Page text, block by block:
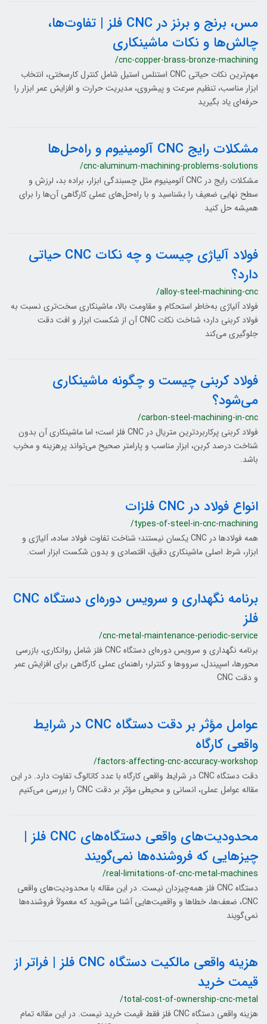
مس، برنج و برنز در CNC فلز | تفاوت‌ها،
چالش‌ها و نکات ماشینکاری
/cnc-copper-brass-bronze-machining
مهم‌ترین نکات حیاتی CNC استنلس استیل شامل کنترل کارسختی، انتخاب
ابزار مناسب، تنظیم سرعت و پیشروی، مدیریت حرارت و افزایش عمر ابزار را
حرفه‌ای یاد بگیرید
مشکلات رایج CNC آلومینیوم و راه‌حل‌ها
/cnc-aluminum-machining-problems-solutions
مشکلات رایج در CNC آلومینیوم مثل چسبندگی ابزار، براده بد، لرزش و
سطح نهایی ضعیف را بشناسید و با راه‌حل‌های عملی کارگاهی آن‌ها را برای
همیشه حل کنید
فولاد آلیاژی چیست و چه نکات CNC حیاتی
دارد؟
/alloy-steel-machining-cnc
فولاد آلیاژی به‌خاطر استحکام و مقاومت بالا، ماشینکاری سخت‌تری نسبت به
فولاد کربنی دارد؛ شناخت نکات CNC آن از شکست ابزار و افت دقت
جلوگیری می‌کند
فولاد کربنی چیست و چگونه ماشینکاری
می‌شود؟
/carbon-steel-machining-in-cnc
فولاد کربنی پرکاربردترین متریال در CNC فلز است؛ اما ماشینکاری آن بدون
شناخت درصد کربن، ابزار مناسب و پارامتر صحیح می‌تواند پرهزینه و مخرب
باشد.
انواع فولاد در CNC فلزات
/types-of-steel-in-cnc-machining
همه فولادها در CNC یکسان نیستند؛ شناخت تفاوت فولاد ساده، آلیاژی و
ابزار، شرط اصلی ماشینکاری دقیق، اقتصادی و بدون شکست ابزار است.
برنامه نگهداری و سرویس دوره‌ای دستگاه CNC
فلز
/cnc-metal-maintenance-periodic-service
برنامه نگهداری و سرویس دوره‌ای دستگاه CNC فلز شامل روانکاری، بازرسی
محورها، اسپیندل، سرووها و کنترلر؛ راهنمای عملی کارگاهی برای افزایش عمر
و دقت CNC
عوامل مؤثر بر دقت دستگاه CNC در شرایط
واقعی کارگاه
/factors-affecting-cnc-accuracy-workshop
دقت دستگاه CNC در شرایط واقعی کارگاه با عدد کاتالوگ تفاوت دارد. در این
مقاله عوامل عملی، انسانی و محیطی مؤثر بر دقت CNC را بررسی می‌کنیم
محدودیت‌های واقعی دستگاه‌های CNC فلز |
چیزهایی که فروشنده‌ها نمی‌گویند
/real-limitations-of-cnc-metal-machines
دستگاه CNC فلز همه‌چیزدان نیست. در این مقاله با محدودیت‌های واقعی
CNC، ضعف‌ها، خطاها و واقعیت‌هایی آشنا می‌شوید که معمولاً فروشنده‌ها
نمی‌گویند
هزینه واقعی مالکیت دستگاه CNC فلز | فراتر از
قیمت خرید
/total-cost-of-ownership-cnc-metal
هزینه واقعی دستگاه CNC فلز فقط قیمت خرید نیست. در این مقاله تمام